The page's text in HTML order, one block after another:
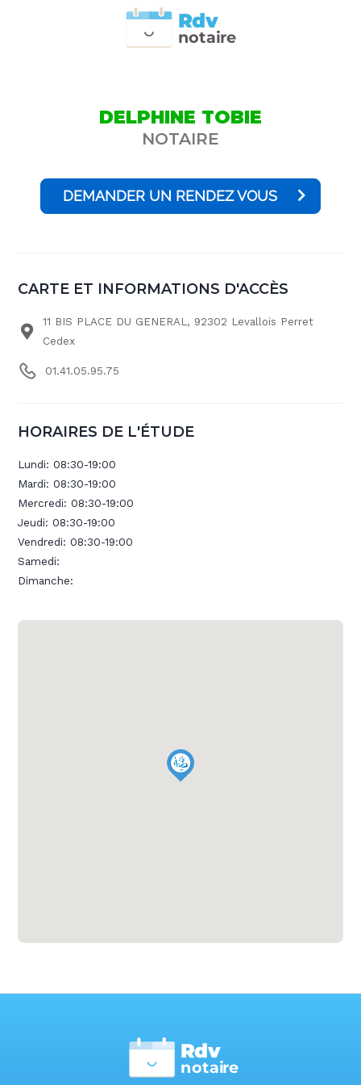
notaire
Rdv
DELPHINE TOBIE
NOTAIRE
DEMANDER UN RENDEZ VOUS
CARTE ET INFORMATIONS D'ACCÈS
11 BIS PLACE DU GENERAL, 92302 Levallois Perret
Cedex
01.41.05.95.75
HORAIRES DE L'ÉTUDE
Lundi:08:30-19:00
Mardi:08:30-19:00
Mercredi:08:30-19:00
Jeudi:08:30-19:00
Vendredi:08:30-19:00
Samedi:
Dimanche:
notaire
Rdv